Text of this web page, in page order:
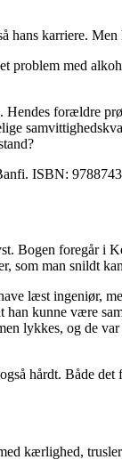
hans karriere.
problem med
forældre
ISBN:
Bogen foregår i
som man snildt
læst ingeniør,
kunne være
lykkes, og de
hårdt. Både
kærlighed,